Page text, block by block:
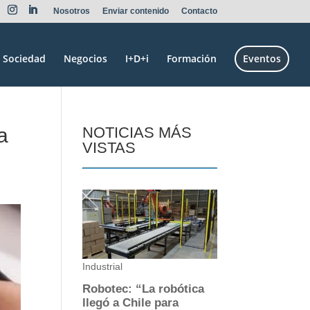
Nosotros Enviar contenido Contacto
Sociedad Negocios I+D+i Formación Eventos
NOTICIAS MÁS
VISTAS